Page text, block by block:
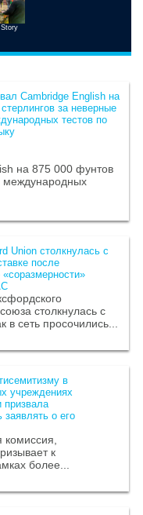
Cambridge English на
за неверные
тестов по
на 875 000 фунтов
международных
Union столкнулась с
после
столкнулась с
в сеть просочились...
в
учреждениях
призвала
заявлять о его
к
более...